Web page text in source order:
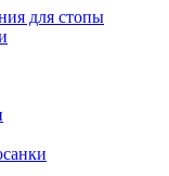
для стопы